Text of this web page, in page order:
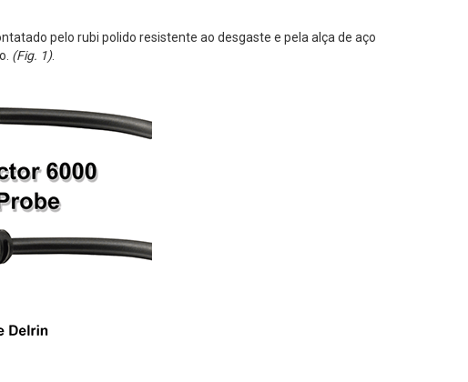
pelo rubi polido resistente ao desgaste e pela alça de aço
(Fig. 1).